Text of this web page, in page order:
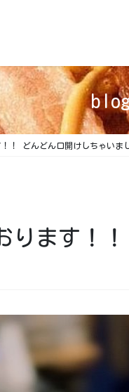
！ どんどん口開けしちゃいま
ります！